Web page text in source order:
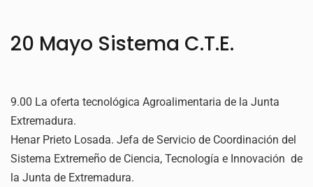
20 Mayo Sistema C.T.E.
9.00 La oferta tecnológica Agroalimentaria de la Junta
Extremadura.
Henar Prieto Losada. Jefa de Servicio de Coordinación del
Sistema Extremeño de Ciencia, Tecnología e Innovación de
la Junta de Extremadura.